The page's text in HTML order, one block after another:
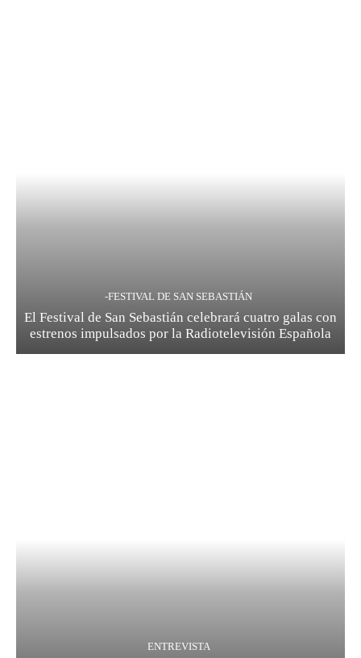
-FESTIVAL DE SAN SEBASTIÁN
El Festival de San Sebastián celebrará cuatro galas con
estrenos impulsados por la Radiotelevisión Española
ENTREVISTA